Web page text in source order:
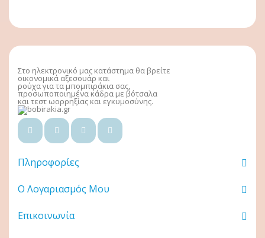
Στο ηλεκτρονικό μας κατάστημα θα βρείτε
οικονομικά αξεσουάρ και
ρούχα για τα μπομπιράκια σας,
προσωποποιημένα κάδρα με βότσαλα
και τεστ ωορρηξίας και εγκυμοσύνης.
Πληροφορίες
Ο Λογαριασμός Μου
Επικοινωνία